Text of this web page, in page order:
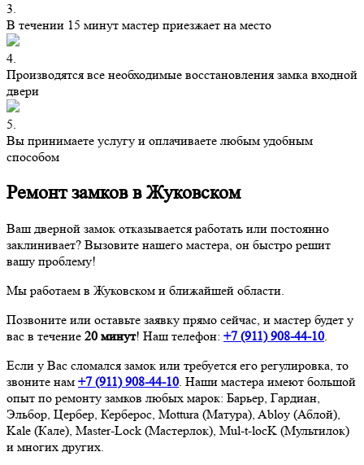
3.
В течении 15 минут мастер приезжает на место
4.
Производятся все необходимые восстановления замка входной
двери
5.
Вы принимаете услугу и оплачиваете любым удобным
способом
Ремонт замков в Жуковском
Ваш дверной замок отказывается работать или постоянно
заклинивает? Вызовите нашего мастера, он быстро решит
вашу проблему!
Мы работаем в Жуковском и ближайшей области.
Позвоните или оставьте заявку прямо сейчас, и мастер будет у
вас в течение 20 минут! Наш телефон: +7 (911)908-44-10.
Если у Вас сломался замок или требуется его регулировка, то
звоните нам +7 (911)908-44-10. Наши мастера имеют большой
опыт по ремонту замков любых марок: Барьер, Гардиан,
Эльбор, Цербер, Керберос, Mottura (Матура), Abloy (Аблой),
Kale (Кале), Master-Lock (Мастерлок), Mul-t-locK (Мультилок)
и многих других.